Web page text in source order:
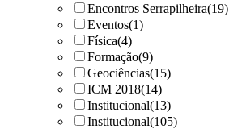
Encontros Serrapilheira(19)
Eventos(1)
Física(4)
Formação(9)
Geociências(15)
ICM 2018(14)
Institucional(13)
Institucional(105)